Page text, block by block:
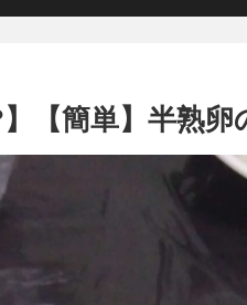
】【簡単】半熟